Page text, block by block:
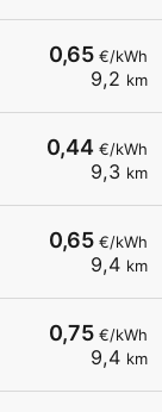
0,65 €/kWh
9,2 km
0,44 €/kWh
9,3 km
0,65 €/kWh
9,4 km
0,75 €/kWh
9,4 km